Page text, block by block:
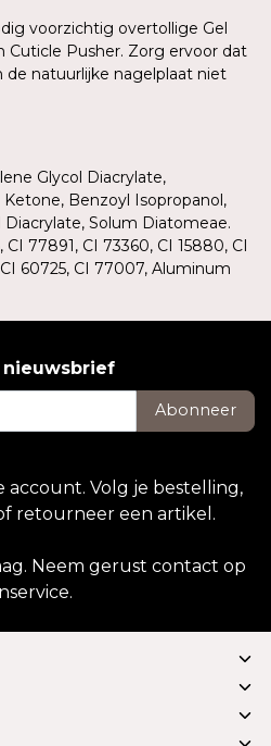
voorzichtig overtollige Gel
Cuticle Pusher. Zorg ervoor dat
de natuurlijke nagelplaat niet
Glycol Diacrylate,
Benzoyl Isopropanol,
Solum Diatomeae.
77891, CI 73360, CI 15880, CI
60725, CI 77007, Aluminum
nieuwsbrief
Abonneer
account. Volg je bestelling,
retourneer een artikel.
Neem gerust contact op